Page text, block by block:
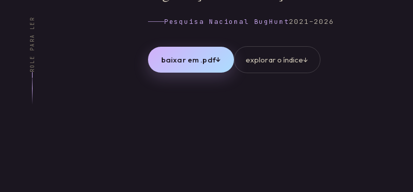
Pesquisa Nacional BugHunt2021–2026
baixar em .pdf↓ explorar o índice↓
ROLE PARA LER